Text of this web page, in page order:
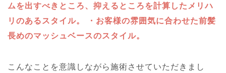
ムを出すべきところ、抑えるところを計算したメリハ
リのあるスタイル。
・お客様の雰囲気に合わせた前髪
長めのマッシュベースのスタイル。
こんなことを意識しながら施術させていただきまし